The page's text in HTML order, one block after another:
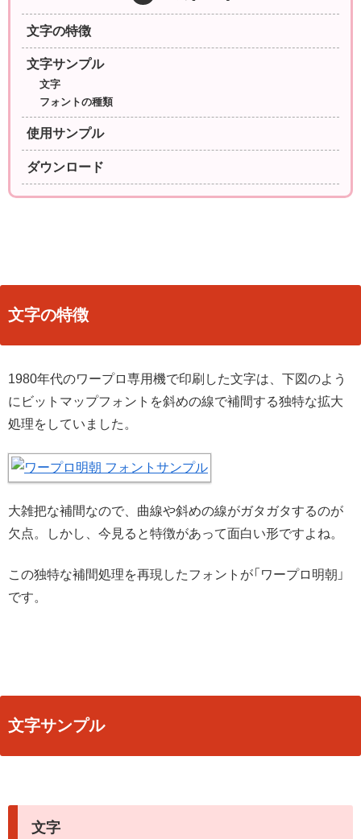
文字の特徴
文字サンプル
文字
フォントの種類
使用サンプル
ダウンロード
文字の特徴
1980年代のワープロ専用機で印刷した文字は、下図のよう
にビットマップフォントを斜めの線で補間する独特な拡大
処理をしていました。
大雑把な補間なので、曲線や斜めの線がガタガタするのが
欠点。しかし、今見ると特徴があって面白い形ですよね。
この独特な補間処理を再現したフォントが「ワープロ明朝」
です。
文字サンプル
文字